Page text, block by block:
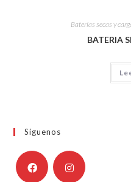
Baterías secas y
BATERIA
Síguenos